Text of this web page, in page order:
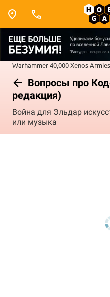
Warhammer 40,000Xenos Armies
Вопросы про
редакция)
Война для Эльдар
или музыка